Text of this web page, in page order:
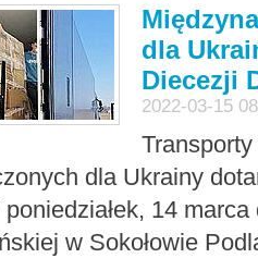
dla
Diecezji
2022-03-15
dla Ukrainy
14
w Sokołowie